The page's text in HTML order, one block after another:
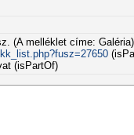
(A melléklet címe:
(isPartOf)